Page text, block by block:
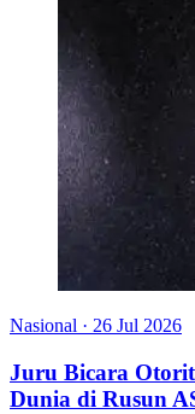
Nasional · 26 Jul 2026
Juru Bicara
Dunia di Rusun